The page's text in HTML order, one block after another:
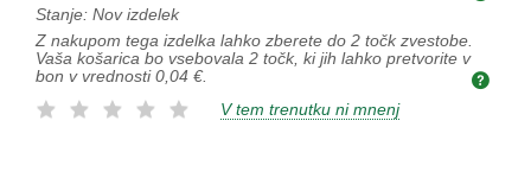
Stanje: Nov izdelek
Z nakupom tega izdelka lahko zberete do 2 točk zvestobe.
Vaša košarica bo vsebovala 2 točk, ki jih lahko pretvorite v
bon v vrednosti 0,04 €.
V tem trenutku ni mnenj